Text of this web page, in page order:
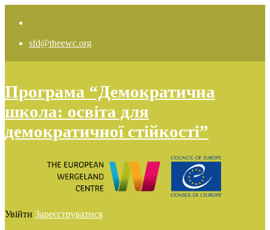
sfd@theewc.org
Програма “Демократична
школа: освіта для
демократичної стійкості”
Увійти Зареєструватися